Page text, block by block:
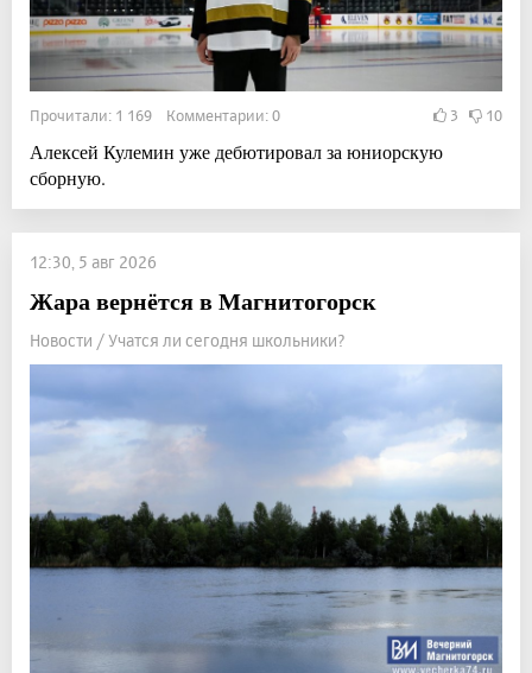
Прочитали: 1 169 Комментарии: 0 3 10
Алексей Кулемин уже дебютировал за юниорскую
сборную.
12:30, 5 авг 2026
Жара вернётся в Магнитогорск
Новости / Учатся ли сегодня школьники?